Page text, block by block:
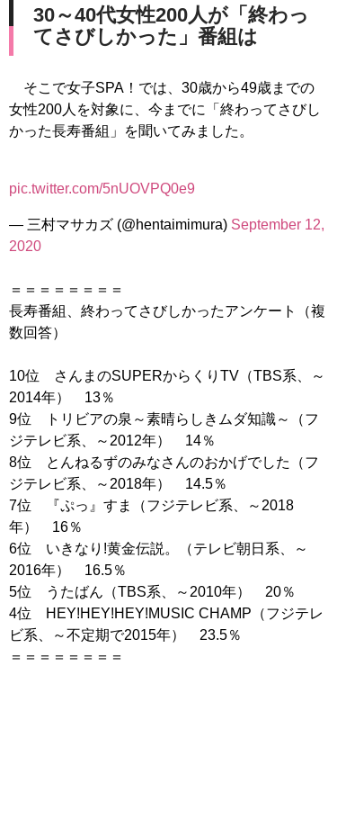
30～40代女性200人が「終わっ
てさびしかった」番組は
そこで女子SPA！では、30歳から49歳までの
女性200人を対象に、今までに「終わってさびし
かった長寿番組」を聞いてみました。
pic.twitter.com/5nUOVPQ0e9
— 三村マサカズ (@hentaimimura) September 12,
2020
＝＝＝＝＝＝＝＝
長寿番組、終わってさびしかったアンケート（複
数回答）
10位 さんまのSUPERからくりTV（TBS系、～
2014年） 13％
9位 トリビアの泉～素晴らしきムダ知識～（フ
ジテレビ系、～2012年） 14％
8位 とんねるずのみなさんのおかげでした（フ
ジテレビ系、～2018年） 14.5％
7位 『ぷっ』すま（フジテレビ系、～2018
年） 16％
6位 いきなり!黄金伝説。（テレビ朝日系、～
2016年） 16.5％
5位 うたばん（TBS系、～2010年） 20％
4位 HEY!HEY!HEY!MUSIC CHAMP（フジテレ
ビ系、～不定期で2015年） 23.5％
＝＝＝＝＝＝＝＝